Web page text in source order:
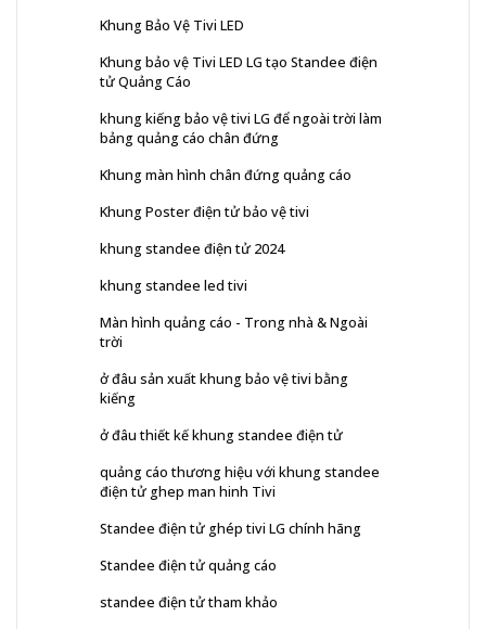
Khung Bảo Vệ Tivi LED
Khung bảo vệ Tivi LED LG tạo Standee điện
tử Quảng Cáo
khung kiếng bảo vệ tivi LG để ngoài trời làm
bảng quảng cáo chân đứng
Khung màn hình chân đứng quảng cáo
Khung Poster điện tử bảo vệ tivi
khung standee điện tử 2024
khung standee led tivi
Màn hình quảng cáo - Trong nhà & Ngoài
trời
ở đâu sản xuất khung bảo vệ tivi bằng
kiếng
ở đâu thiết kế khung standee điện tử
quảng cáo thương hiệu với khung standee
điện tử ghep man hinh Tivi
Standee điện tử ghép tivi LG chính hãng
Standee điện tử quảng cáo
standee điện tử tham khảo